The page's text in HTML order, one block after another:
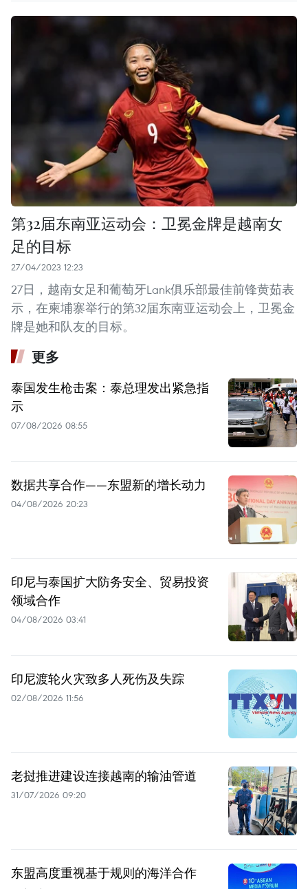
第32届东南亚运动会：卫冕金牌是越南女
足的目标
27/04/2023 12:23
27日，越南女足和葡萄牙Lank俱乐部最佳前锋黄茹表
示，在柬埔寨举行的第32届东南亚运动会上，卫冕金
牌是她和队友的目标。
更多
泰国发生枪击案：泰总理发出紧急指
示
07/08/2026 08:55
数据共享合作——东盟新的增长动力
04/08/2026 20:23
印尼与泰国扩大防务安全、贸易投资
领域合作
04/08/2026 03:41
印尼渡轮火灾致多人死伤及失踪
02/08/2026 11:56
老挝推进建设连接越南的输油管道
31/07/2026 09:20
东盟高度重视基于规则的海洋合作